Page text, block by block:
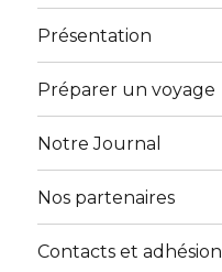
Présentation
Préparer un voyage
Notre Journal
Nos partenaires
Contacts et adhésion